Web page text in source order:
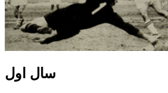
سال اول